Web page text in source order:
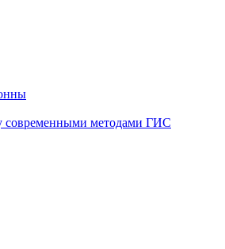
современными методами ГИС